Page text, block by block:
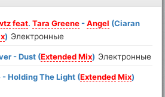
feat.Tara Greene -Angel (Ciaran
) Электронные
- Dust (Extended Mix) Электронные
- Holding The Light (Extended Mix)